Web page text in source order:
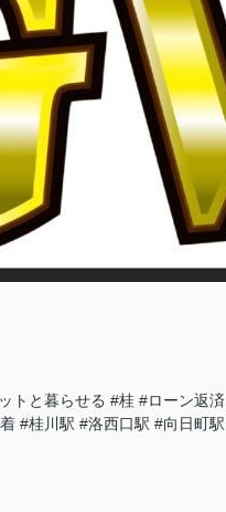
トと暮らせる #桂 #ローン返済
#桂川駅 #洛西口駅 #向日町駅